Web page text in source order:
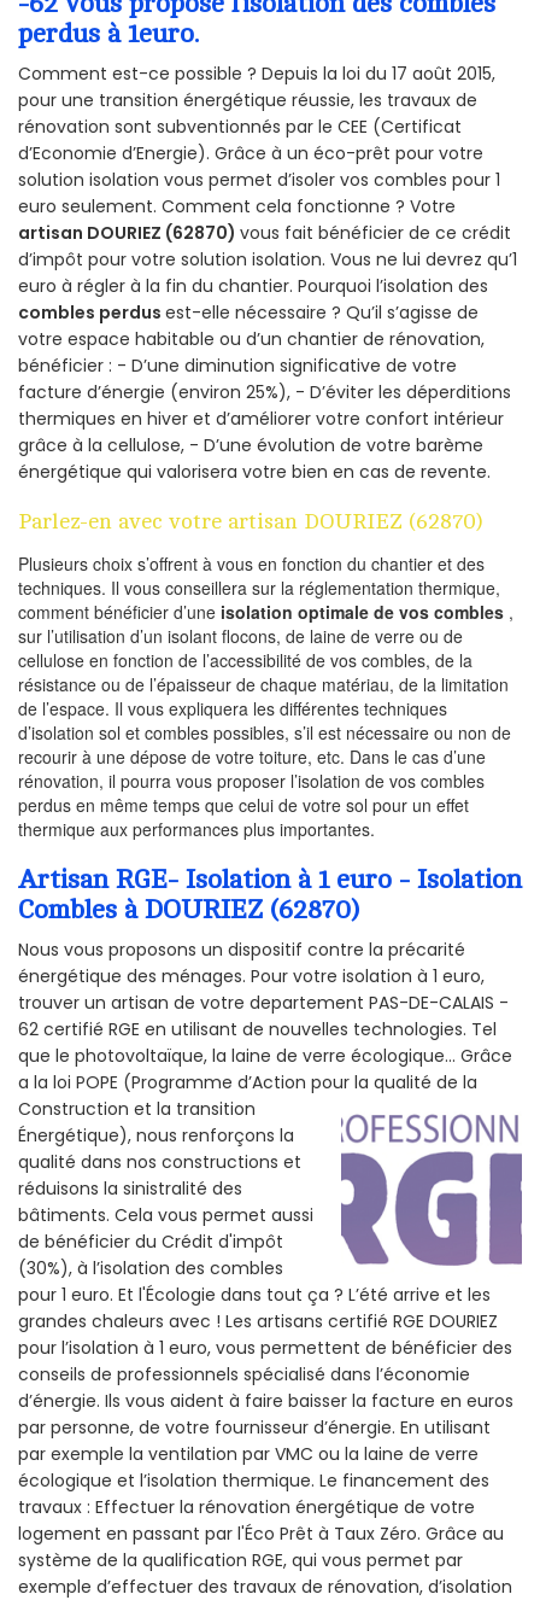
perdus à 1euro.
Comment est-ce possible ? Depuis la loi du 17 août 2015,
pour une transition énergétique réussie, les travaux de
rénovation sont subventionnés par le CEE (Certificat
d’Economie d’Energie). Grâce à un éco-prêt pour votre
solution isolation vous permet d’isoler vos combles pour 1
euro seulement. Comment cela fonctionne ? Votre
artisan DOURIEZ (62870) vous fait bénéficier de ce crédit
d’impôt pour votre solution isolation. Vous ne lui devrez qu’1
euro à régler à la fin du chantier. Pourquoi l’isolation des
combles perdus est-elle nécessaire ? Qu’il s’agisse de
votre espace habitable ou d’un chantier de rénovation,
bénéficier : - D’une diminution significative de votre
facture d’énergie (environ 25%), - D’éviter les déperditions
thermiques en hiver et d’améliorer votre confort intérieur
grâce à la cellulose, - D’une évolution de votre barème
énergétique qui valorisera votre bien en cas de revente.
Parlez-en avec votre artisan DOURIEZ (62870)
Plusieurs choix s’offrent à vous en fonction du chantier et des
techniques. Il vous conseillera sur la réglementation thermique,
comment bénéficier d’une isolation optimale de vos combles ,
sur l’utilisation d’un isolant flocons, de laine de verre ou de
cellulose en fonction de l’accessibilité de vos combles, de la
résistance ou de l’épaisseur de chaque matériau, de la limitation
de l’espace. Il vous expliquera les différentes techniques
d’isolation sol et combles possibles, s’il est nécessaire ou non de
recourir à une dépose de votre toiture, etc. Dans le cas d’une
rénovation, il pourra vous proposer l’isolation de vos combles
perdus en même temps que celui de votre sol pour un effet
thermique aux performances plus importantes.
Artisan RGE- Isolation à 1 euro - Isolation
Combles à DOURIEZ (62870)
Nous vous proposons un dispositif contre la précarité
énergétique des ménages. Pour votre isolation à 1 euro,
trouver un artisan de votre departement PAS-DE-CALAIS -
62 certifié RGE en utilisant de nouvelles technologies. Tel
que le photovoltaïque, la laine de verre écologique... Grâce
a la loi POPE (Programme d’Action pour la qualité de la
Construction et la transition
Énergétique), nous renforçons la
qualité dans nos constructions et
réduisons la sinistralité des
bâtiments. Cela vous permet aussi
de bénéficier du Crédit d'impôt
(30%), à l’isolation des combles
pour 1 euro. Et l'Écologie dans tout ça ? L’été arrive et les
grandes chaleurs avec ! Les artisans certifié RGE DOURIEZ
pour l’isolation à 1 euro, vous permettent de bénéficier des
conseils de professionnels spécialisé dans l’économie
d’énergie. Ils vous aident à faire baisser la facture en euros
par personne, de votre fournisseur d’énergie. En utilisant
par exemple la ventilation par VMC ou la laine de verre
écologique et l’isolation thermique. Le financement des
travaux : Effectuer la rénovation énergétique de votre
logement en passant par l'Éco Prêt à Taux Zéro. Grâce au
système de la qualification RGE, qui vous permet par
exemple d’effectuer des travaux de rénovation, d’isolation